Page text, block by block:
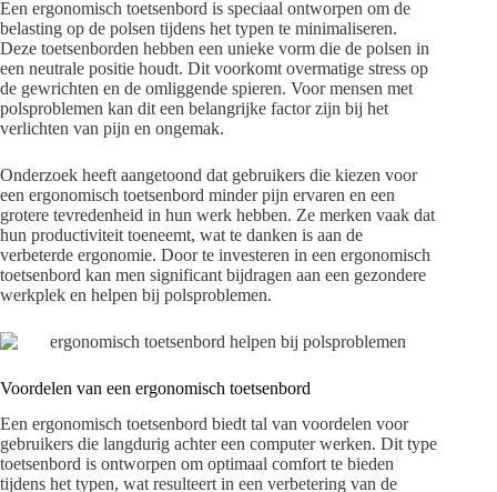
Een ergonomisch toetsenbord is speciaal ontworpen om de
belasting op de polsen tijdens het typen te minimaliseren.
Deze toetsenborden hebben een unieke vorm die de polsen in
een neutrale positie houdt. Dit voorkomt overmatige stress op
de gewrichten en de omliggende spieren. Voor mensen met
polsproblemen kan dit een belangrijke factor zijn bij het
verlichten van pijn en ongemak.
Onderzoek heeft aangetoond dat gebruikers die kiezen voor
een ergonomisch toetsenbord minder pijn ervaren en een
grotere tevredenheid in hun werk hebben. Ze merken vaak dat
hun productiviteit toeneemt, wat te danken is aan de
verbeterde ergonomie. Door te investeren in een ergonomisch
toetsenbord kan men significant bijdragen aan een gezondere
werkplek en helpen bij polsproblemen.
Voordelen van een ergonomisch toetsenbord
Een ergonomisch toetsenbord biedt tal van voordelen voor
gebruikers die langdurig achter een computer werken. Dit type
toetsenbord is ontworpen om optimaal comfort te bieden
tijdens het typen, wat resulteert in een verbetering van de